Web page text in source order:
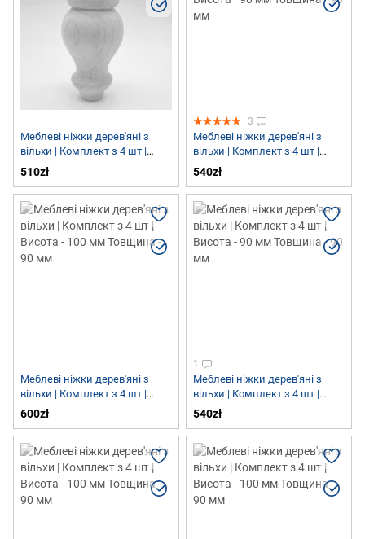
Меблеві ніжки дерев'яні з
вільхи | Комплект з 4 шт |
Висота - 100 мм Товщина - 56
510zł
3
Меблеві ніжки дерев'яні з
вільхи | Комплект з 4 шт |
Висота - 90 мм Товщина - 90
540zł
Меблеві ніжки дерев'яні з
вільхи | Комплект з 4 шт |
Висота - 100 мм Товщина - 90
600zł
1
Меблеві ніжки дерев'яні з
вільхи | Комплект з 4 шт |
Висота - 90 мм Товщина - 90
540zł